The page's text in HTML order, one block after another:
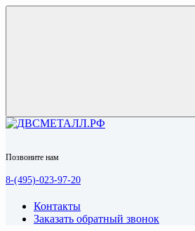
Позвоните нам
8-(495)-023-97-20
Контакты
Заказать обратный звонок